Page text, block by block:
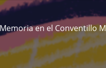
en el Conventillo